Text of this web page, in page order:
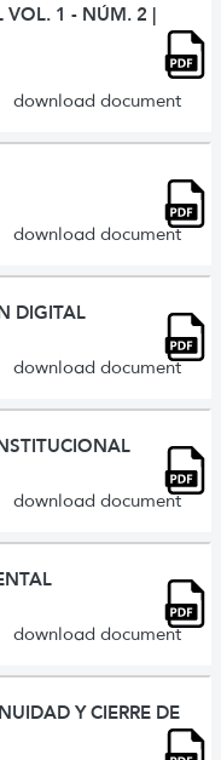
VOL. 1 - NÚM. 2 |
download document
download document
DIGITAL
download document
download document
download document
Y CIERRE DE